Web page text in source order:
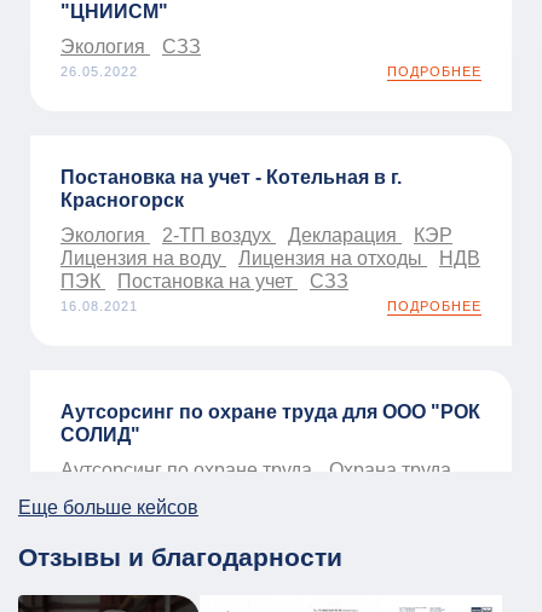
"ЦНИИСМ"
Экология
СЗЗ
26.05.2022 ПОДРОБНЕЕ
Постановка на учет - Котельная в г.
Красногорск
Экология
2-ТП воздух Декларация
КЭР
Лицензия на воду
Лицензия на отходы
НДВ
ПЭК
Постановка на учет СЗЗ
16.08.2021 ПОДРОБНЕЕ
Аутсорсинг по охране труда для ООО "РОК
СОЛИД"
Аутсорсинг по охране труда
Охрана труда
ПЛДЧС для МБУ ДО «Образовательный
Еще больше кейсов
Отзывы и благодарности